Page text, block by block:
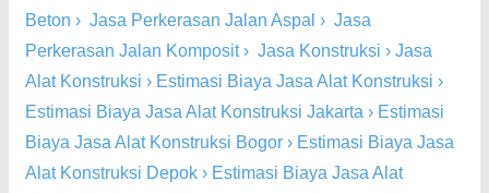
Beton › Jasa Perkerasan Jalan Aspal › Jasa
Perkerasan Jalan Komposit› Jasa Konstruksi › Jasa
Alat Konstruksi › Estimasi Biaya Jasa Alat Konstruksi ›
Estimasi Biaya Jasa Alat Konstruksi Jakarta › Estimasi
Biaya Jasa Alat Konstruksi Bogor › Estimasi Biaya Jasa
Alat Konstruksi Depok › Estimasi Biaya Jasa Alat